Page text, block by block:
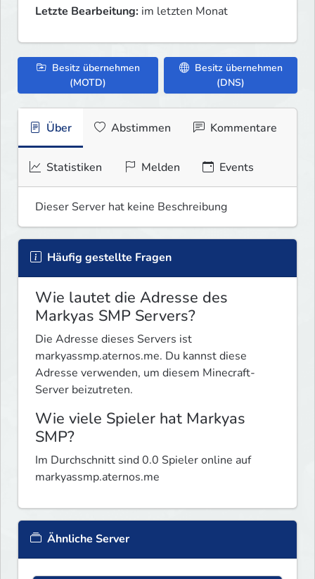
Letzte Bearbeitung: im letzten Monat
Besitz übernehmen
(MOTD)
Besitz übernehmen
(DNS)
Über Abstimmen Kommentare
Statistiken Melden Events
Dieser Server hat keine Beschreibung
Häufig gestellte Fragen
Wie lautet die Adresse des
Markyas SMP Servers?
Die Adresse dieses Servers ist
markyassmp.aternos.me. Du kannst diese
Adresse verwenden, um diesem Minecraft-
Server beizutreten.
Wie viele Spieler hat Markyas
SMP?
Im Durchschnitt sind 0.0 Spieler online auf
markyassmp.aternos.me
Ähnliche Server